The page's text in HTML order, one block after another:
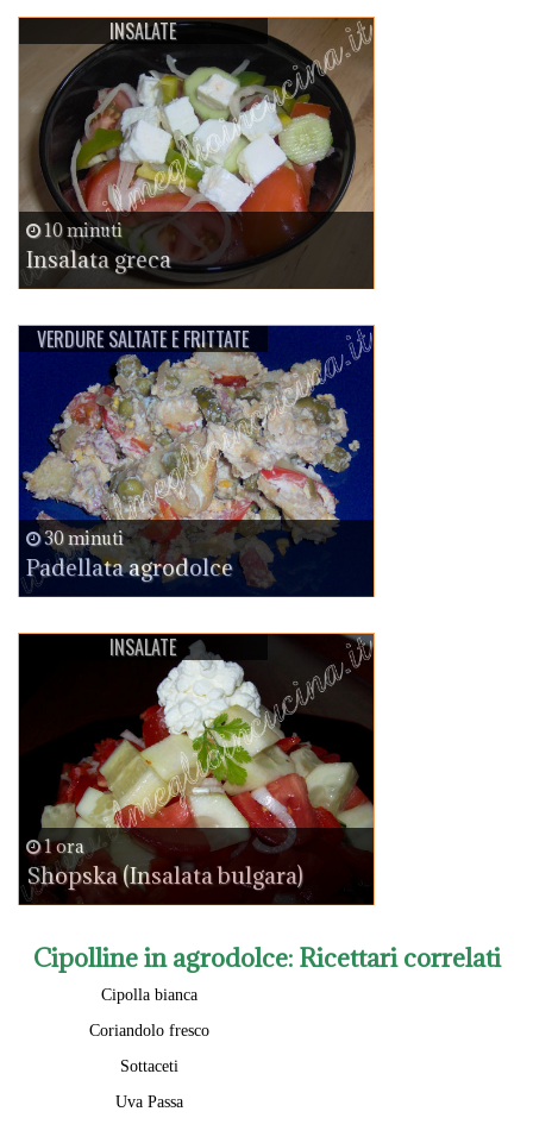
INSALATE
10 minuti
Insalata greca
VERDURE SALTATE E FRITTATE
30 minuti
Padellata agrodolce
INSALATE
1 ora
Shopska (Insalata bulgara)
Cipolline in agrodolce: Ricettari correlati
Cipolla bianca
Coriandolo fresco
Sottaceti
Uva Passa